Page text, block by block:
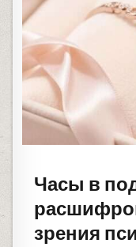
Часы в
зрения